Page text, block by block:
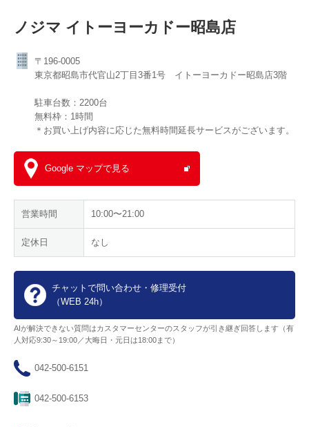
ノジマ イトーヨーカドー昭島店
〒196-0005
東京都昭島市代官山2丁目3番1号 イトーヨーカドー昭島店3階
駐車台数：2200台
無料枠：1時間
＊お買い上げ内容に応じた無料時間延長サービスがございます。
Google マップで見る
営業時間 10:00〜21:00
定休日 なし
チャットで問い合わせ・修理受付
（WEB 24h）
AIが解決できない質問はカスタマーセンターのスタッフが引き継ぎ回答します（有
人対応9:30～19:00／大晦日・元日は18:00まで）
042-500-6151
042-500-6153